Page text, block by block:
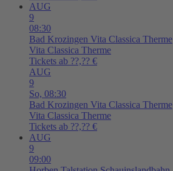
AUG
9
08:30
Bad Krozingen Vita Classica Therme
Vita Classica Therme
Tickets ab ??,?? €
AUG
9
So, 08:30
Bad Krozingen Vita Classica Therme
Vita Classica Therme
Tickets ab ??,?? €
AUG
9
09:00